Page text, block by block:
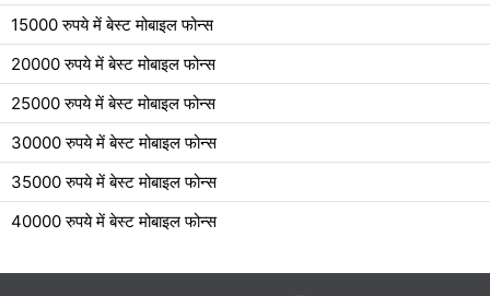
15000 रुपये में बेस्ट मोबाइल फोन्स
20000 रुपये में बेस्ट मोबाइल फोन्स
25000 रुपये में बेस्ट मोबाइल फोन्स
30000 रुपये में बेस्ट मोबाइल फोन्स
35000 रुपये में बेस्ट मोबाइल फोन्स
40000 रुपये में बेस्ट मोबाइल फोन्स